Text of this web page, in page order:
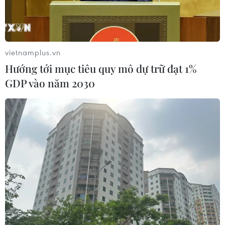
vững.
Thủ tướng Phạm Minh Chính tại một phiên thảo luận. (Ảnh:
Dương Giang/TTXVN)
Theo đặc phái viên TTXVN, trong chương trình
Hội nghị thượng đỉnh Nhóm các nước công
vietnamplus.vn
Hướng tới mục tiêu quy mô dự trữ đạt 1%
GDP vào năm 2030